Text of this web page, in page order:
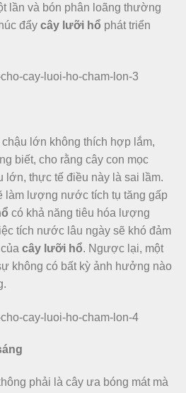
lần và bón phân loãng thường
đẩy cây lưỡi hổ phát triển
chậu lớn không thích hợp lắm,
biết, cho rằng cây con mọc
lớn, thực tế điều này là sai lầm.
làm lượng nước tích tụ tăng gấp
có khả năng tiêu hóa lượng
tích nước lâu ngày sẽ khó đảm
cây lưỡi hổ. Ngược lại, một
không có bất kỳ ảnh hưởng nào
phải là cây ưa bóng mát mà